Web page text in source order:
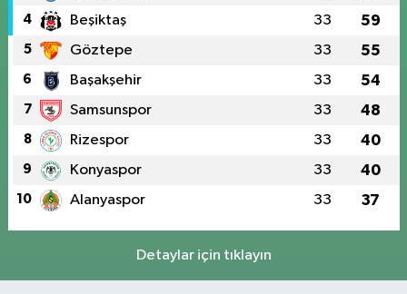
4 Beşiktaş 33 59
5 Göztepe 33 55
6 Başakşehir 33 54
7 Samsunspor 33 48
8 Rizespor 33 40
9 Konyaspor 33 40
10 Alanyaspor 33 37
Detaylar için tıklayın